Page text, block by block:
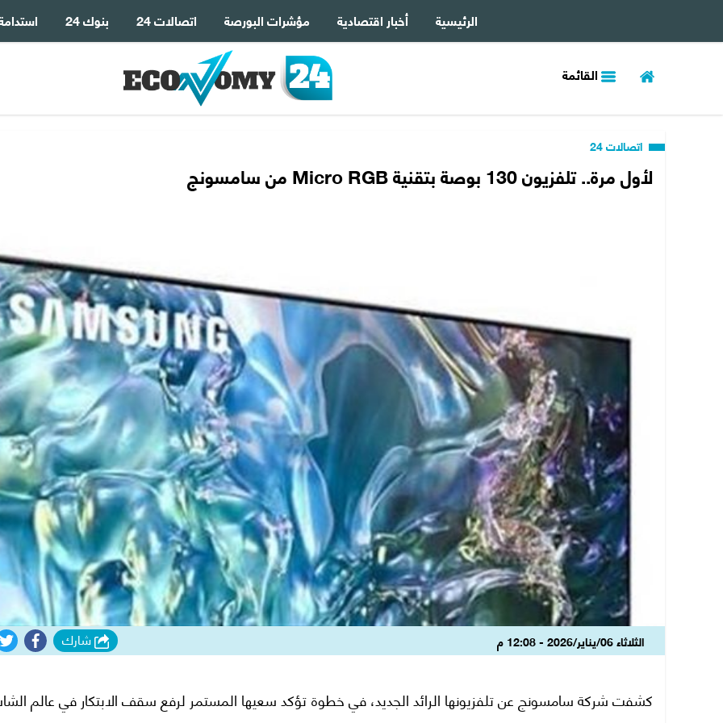
الرئيسية أخبار اقتصادية مؤشرات البورصة اتصالات 24 بنوك 24
القائمة
اتصالات 24
لأول مرة.. تلفزيون 130 بوصة بتقنية Micro RGB من سامسونج
الثلاثاء 06/يناير/2026 - 12:08 م شارك
كشفت شركة سامسونج عن تلفزيونها الرائد الجديد، في خطوة تؤكد سعيها المستمر لرفع سقف الابتكار في عالم